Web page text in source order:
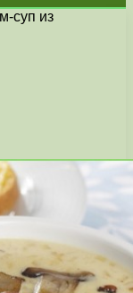
суп из